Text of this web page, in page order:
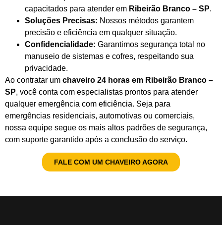
capacitados para atender em Ribeirão Branco – SP.
Soluções Precisas: Nossos métodos garantem
precisão e eficiência em qualquer situação.
Confidencialidade: Garantimos segurança total no
manuseio de sistemas e cofres, respeitando sua
privacidade.
Ao contratar um chaveiro 24 horas em Ribeirão Branco –
SP, você conta com especialistas prontos para atender
qualquer emergência com eficiência. Seja para
emergências residenciais, automotivas ou comerciais,
nossa equipe segue os mais altos padrões de segurança,
com suporte garantido após a conclusão do serviço.
FALE COM UM CHAVEIRO AGORA